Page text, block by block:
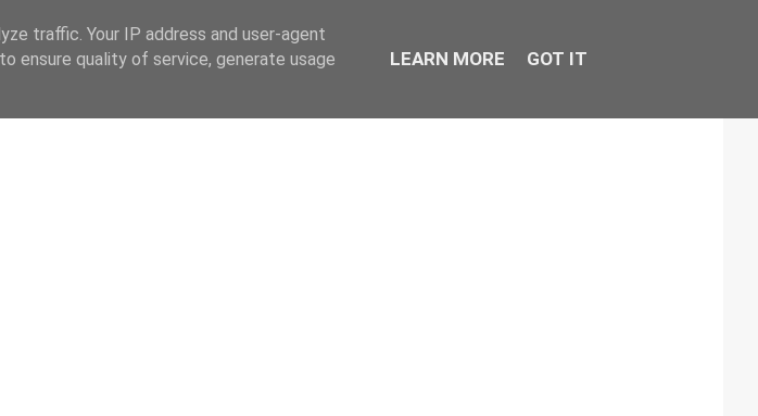
traffic. Your IP address and user-agent
ensure quality of service, generate usage
LEARN MORE GOT IT